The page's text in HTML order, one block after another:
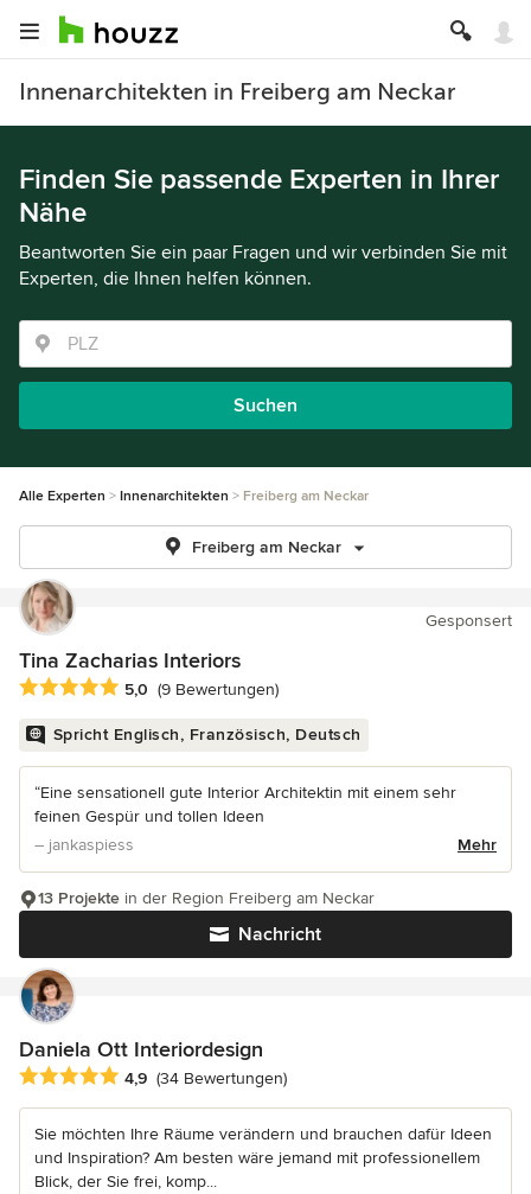
Innenarchitekten in Freiberg am Neckar
Finden Sie passende Experten in Ihrer
Nähe
Beantworten Sie ein paar Fragen und wir verbinden Sie mit
Experten, die Ihnen helfen können.
Suchen
Alle Experten Innenarchitekten Freiberg am Neckar
Freiberg am Neckar
Gesponsert
Tina Zacharias Interiors
Durchschnittliche Bewertung: 5 von 5 Sternen
5,0 (9 Bewertungen)
Spricht Englisch, Französisch, Deutsch
“Eine sensationell gute Interior Architektin mit einem sehr
feinen Gespür und tollen Ideen
– jankaspiess
Mehr
Nachricht
13 Projekte in der Region Freiberg am Neckar
Daniela Ott Interiordesign
Durchschnittliche Bewertung: 4.9 von 5 Sternen
4,9 (34 Bewertungen)
Sie möchten Ihre Räume verändern und brauchen dafür Ideen
und Inspiration? Am besten wäre jemand mit professionellem
Blick, der Sie frei, komp...